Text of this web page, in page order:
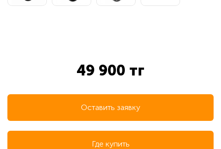
49 900 тг
Оставить заявку
Где купить